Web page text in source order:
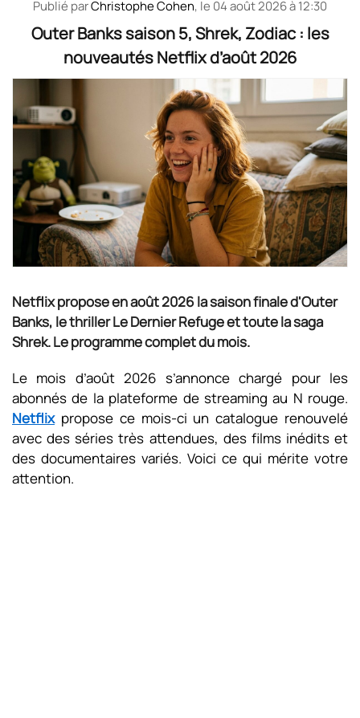
Publié parChristophe Cohen, le 04 août 2026 à 12:30
Outer Banks saison 5, Shrek, Zodiac : les
nouveautés Netflix d’août 2026
Netflix propose en août 2026 la saison finale d'Outer
Banks, le thriller Le Dernier Refuge et toute la saga
Shrek. Le programme complet du mois.
Le mois d’août 2026 s’annonce chargé pour les
abonnés de la plateforme de streaming au N rouge.
Netflixpropose ce mois-ci un catalogue renouvelé
avec des séries très attendues, des films inédits et
des documentaires variés. Voici ce qui mérite votre
attention.